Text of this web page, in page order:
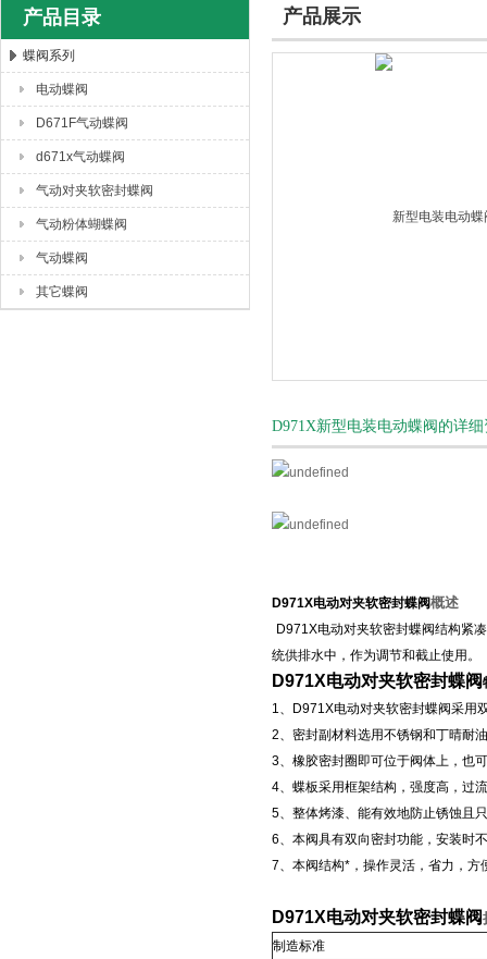
上海唐玛泵阀有限公司
产品目录
蝶阀系列
电动蝶阀
D671F气动蝶阀
d671x气动蝶阀
气动对夹软密封蝶阀
气动粉体蝴蝶阀
气动蝶阀
其它蝶阀
产品展示
D971X新型电装电动蝶阀的详
D971X电动对夹软密封蝶阀概述
D971X电动对夹软密封蝶阀结构紧
统供排水中，作为调节和截止使用。
D971X电动对夹软密封蝶阀
1、D971X电动对夹软密封蝶阀采用
2、密封副材料选用不锈钢和丁晴耐
3、橡胶密封圈即可位于阀体上，也
4、蝶板采用框架结构，强度高，过
5、整体烤漆、能有效地防止锈蚀且
6、本阀具有双向密封功能，安装时
7、本阀结构*，操作灵活，省力，方
D971X电动对夹软密封蝶阀
制造标准